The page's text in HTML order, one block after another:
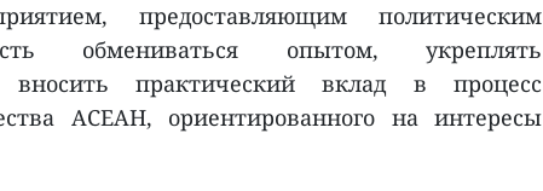
предоставляющим политическим
обмениваться опытом, укреплять
практический вклад в процесс
АСЕАН, ориентированного на интересы